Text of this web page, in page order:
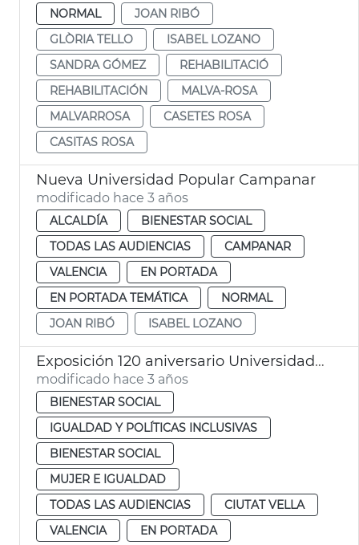
NORMAL
JOAN RIBÓ
GLÒRIA TELLO
ISABEL LOZANO
SANDRA GÓMEZ
REHABILITACIÓ
REHABILITACIÓN
MALVA-ROSA
MALVARROSA
CASETES ROSA
CASITAS ROSA
Nueva Universidad Popular Campanar
modificado hace 3 años
ALCALDÍA
BIENESTAR SOCIAL
TODAS LAS AUDIENCIAS
CAMPANAR
VALENCIA
EN PORTADA
EN PORTADA TEMÁTICA
NORMAL
JOAN RIBÓ
ISABEL LOZANO
Exposición 120 aniversario Universidad Popular
modificado hace 3 años
BIENESTAR SOCIAL
IGUALDAD Y POLÍTICAS INCLUSIVAS
BIENESTAR SOCIAL
MUJER E IGUALDAD
TODAS LAS AUDIENCIAS
CIUTAT VELLA
VALENCIA
EN PORTADA